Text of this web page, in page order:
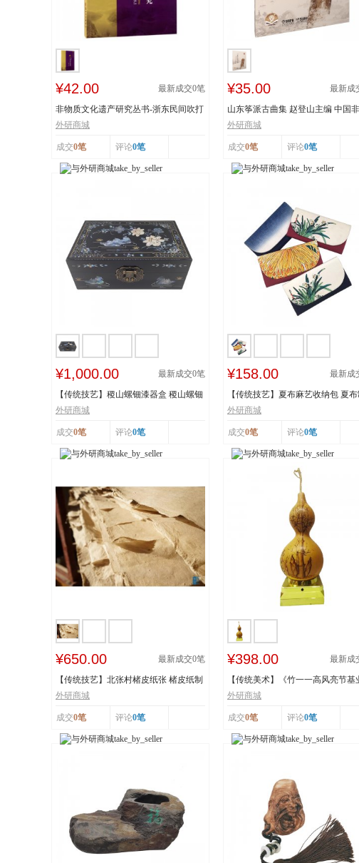
¥42.00 最新成交0笔
非物质文化遗产研究丛书-浙东民间吹打
乐研究 作...
外研商城
成交0笔 评论0笔
¥35.00 最新成
山东筝派古曲集 赵登山主编 中国
文化遗产 上...
外研商城
成交0笔 评论0笔
¥1,000.00 最新成交0笔
【传统技艺】稷山螺钿漆器盒 稷山螺钿
漆器髹饰技...
外研商城
成交0笔 评论0笔
¥158.00 最新成
【传统技艺】夏布麻艺收纳包 夏
技艺 国家级...
外研商城
成交0笔 评论0笔
¥650.00 最新成交0笔
【传统技艺】北张村楮皮纸张 楮皮纸制
作技艺 国...
外研商城
成交0笔 评论0笔
¥398.00 最新成
【传统美术】《竹一一高风亮节基
秋》 福禄亿家...
外研商城
成交0笔 评论0笔